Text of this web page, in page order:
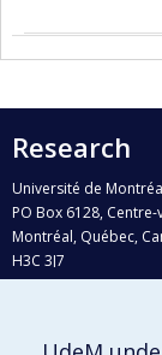
Research
Université de
PO Box 6128,
Montréal, Québec,
H3C 3J7